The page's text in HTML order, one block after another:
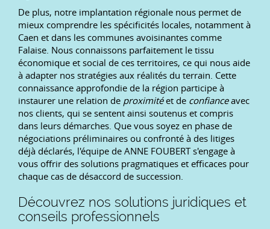
De plus, notre implantation régionale nous permet de
mieux comprendre les spécificités locales, notamment à
Caen et dans les communes avoisinantes comme
Falaise. Nous connaissons parfaitement le tissu
économique et social de ces territoires, ce qui nous aide
à adapter nos stratégies aux réalités du terrain. Cette
connaissance approfondie de la région participe à
instaurer une relation de proximitéet de confianceavec
nos clients, qui se sentent ainsi soutenus et compris
dans leurs démarches. Que vous soyez en phase de
négociations préliminaires ou confronté à des litiges
déjà déclarés, l'équipe de ANNE FOUBERT s'engage à
vous offrir des solutions pragmatiques et efficaces pour
chaque cas de désaccord de succession.
Découvrez nos solutions juridiques et
conseils professionnels